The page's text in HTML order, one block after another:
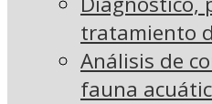
tratamiento
Análisis de
fauna